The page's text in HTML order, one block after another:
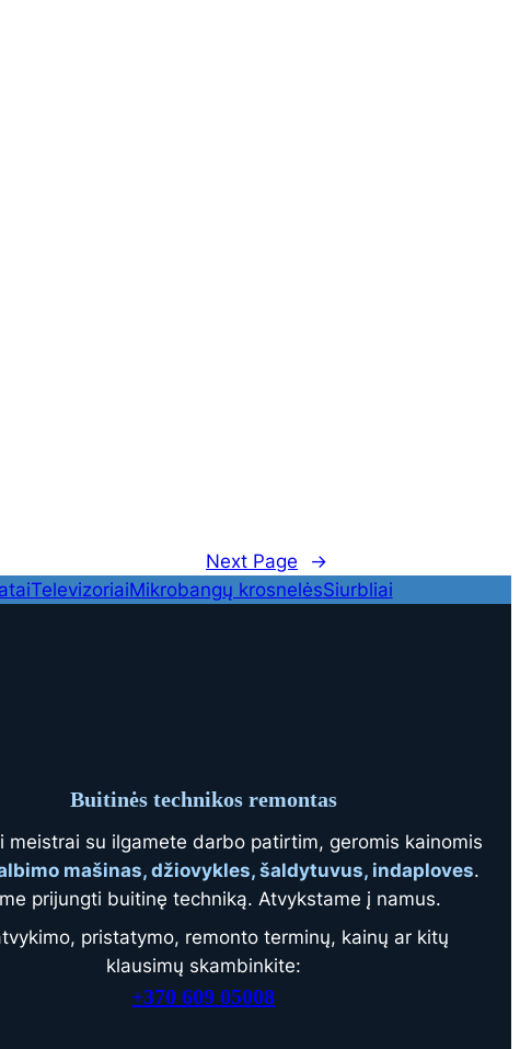
Next Page
→
TelevizoriaiMikrobangų krosnelėsSiurbliai
Buitinės technikos remontas
meistrai su ilgamete darbo patirtim, geromis kainomis
mašinas, džiovykles, šaldytuvus, indaploves.
prijungti buitinę techniką. Atvykstame į namus.
pristatymo, remonto terminų, kainų ar kitų
klausimų skambinkite:
+370 609 05008